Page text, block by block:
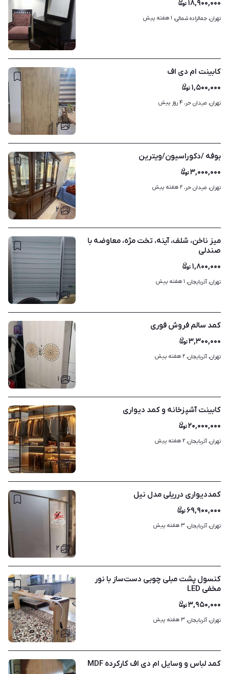
۶
۱۸,۹۰۰,۰۰۰
تهران، جمالزاده شمالی، ۱ هفته پیش
۲
کابینت ام دی اف
۱,۵۰۰,۰۰۰
تهران، میدان حر، ۴ روز پیش
۲
بوفه /دکوراسیون/ویترین
۳,۰۰۰,۰۰۰
تهران، میدان حر، ۲ هفته پیش
۶
میز ناخن، شلف، آینه، تخت مژه، معاوضه با
صندلی
۱,۸۰۰,۰۰۰
تهران، آذربایجان، ۱ هفته پیش
۱
کمد سالم فروش فوری
۳,۳۰۰,۰۰۰
تهران، آذربایجان، ۲ هفته پیش
۸
کابینت آشپزخانه و کمد دیواری
۲۰,۰۰۰,۰۰۰
تهران، آذربایجان، ۲ هفته پیش
۲
کمددیواری درریلی مدل نیل
۶۹,۹۰۰,۰۰۰
تهران، آذربایجان، ۳ هفته پیش
۲
کنسول پشت مبلی چوبی دست‌ساز با نور
مخفی LED
۳,۹۵۰,۰۰۰
تهران، آذربایجان، ۳ هفته پیش
کمد لباس و وسایل ام دی اف کارکرده MDF